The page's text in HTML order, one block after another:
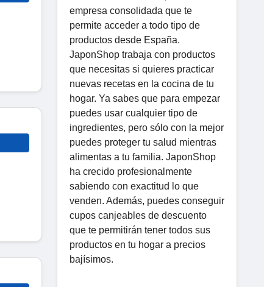
empresa consolidada que te
permite acceder a todo tipo de
productos desde España.
JaponShop trabaja con productos
que necesitas si quieres practicar
nuevas recetas en la cocina de tu
hogar. Ya sabes que para empezar
puedes usar cualquier tipo de
ingredientes, pero sólo con la mejor
puedes proteger tu salud mientras
alimentas a tu familia. JaponShop
ha crecido profesionalmente
sabiendo con exactitud lo que
venden. Además, puedes conseguir
cupos canjeables de descuento
que te permitirán tener todos sus
productos en tu hogar a precios
bajísimos.